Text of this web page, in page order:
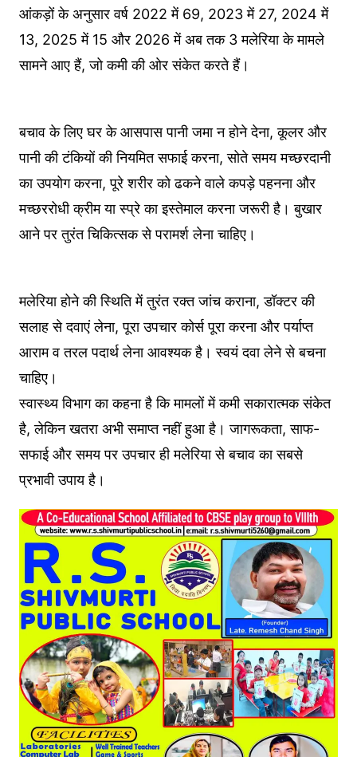
आंकड़ों के अनुसार वर्ष 2022 में 69, 2023 में 27, 2024 में
13, 2025 में 15 और 2026 में अब तक 3 मलेरिया के मामले
सामने आए हैं, जो कमी की ओर संकेत करते हैं।
बचाव के लिए घर के आसपास पानी जमा न होने देना, कूलर और
पानी की टंकियों की नियमित सफाई करना, सोते समय मच्छरदानी
का उपयोग करना, पूरे शरीर को ढकने वाले कपड़े पहनना और
मच्छररोधी क्रीम या स्प्रे का इस्तेमाल करना जरूरी है। बुखार
आने पर तुरंत चिकित्सक से परामर्श लेना चाहिए।
मलेरिया होने की स्थिति में तुरंत रक्त जांच कराना, डॉक्टर की
सलाह से दवाएं लेना, पूरा उपचार कोर्स पूरा करना और पर्याप्त
आराम व तरल पदार्थ लेना आवश्यक है। स्वयं दवा लेने से बचना
चाहिए।
स्वास्थ्य विभाग का कहना है कि मामलों में कमी सकारात्मक संकेत
है, लेकिन खतरा अभी समाप्त नहीं हुआ है। जागरूकता, साफ-
सफाई और समय पर उपचार ही मलेरिया से बचाव का सबसे
प्रभावी उपाय है।